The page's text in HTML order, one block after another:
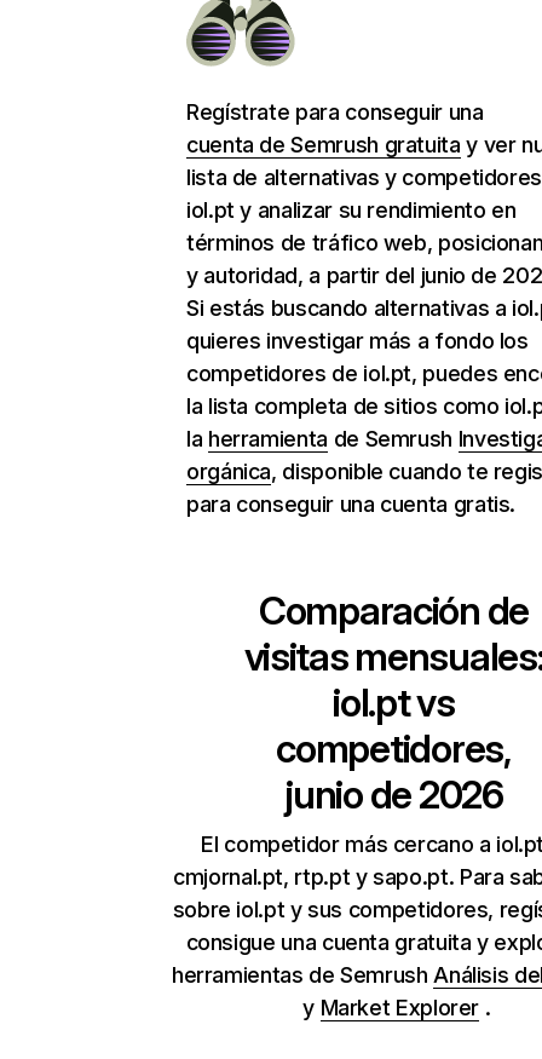
Regístrate para conseguir una
cuenta de Semrush gratuita y ver
lista de alternativas y
iol.pt y analizar su rendimiento en
términos de tráfico web,
y autoridad, a partir del junio de
Si estás buscando alternativas a
quieres investigar más a fondo los
competidores de iol.pt, puedes
la lista completa de sitios como
la herramienta de Semrush
orgánica, disponible cuando te
para conseguir una cuenta gratis.
Comparación de
visitas
iol.ptvs
competidores,
junio de 2026
El competidor más cercano a
cmjornal.pt, rtp.pt y sapo.pt. Para
sobre iol.pt y sus competidores,
consigue una cuenta gratuita y
herramientas de Semrush Análisis
y Market Explorer .